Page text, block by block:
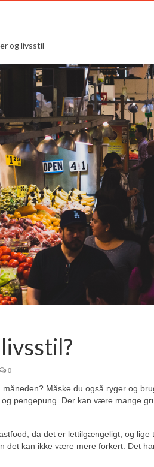
og livsstil
0
Måske du også ryger og
pengepung. Der kan være mange
da det er lettilgængeligt, og
det kan ikke være mere forkert. Det